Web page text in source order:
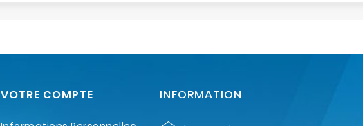
VOTRE COMPTE INFORMATION